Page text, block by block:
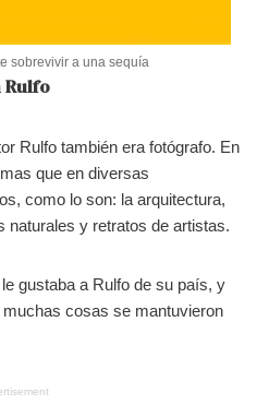
sobrevivir a una sequía
Rulfo
Rulfo también era fotógrafo. En
que en diversas
como lo son: la arquitectura,
naturales y retratos de artistas.
gustaba a Rulfo de su país, y
cosas se mantuvieron